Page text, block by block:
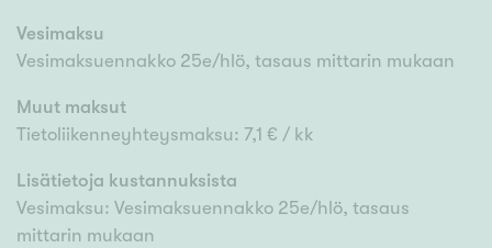
Vesimaksu
Vesimaksuennakko 25e/hlö, tasaus mittarin mukaan
Muut maksut
Tietoliikenneyhteysmaksu: 7,1 € / kk
Lisätietoja kustannuksista
Vesimaksu: Vesimaksuennakko 25e/hlö, tasaus
mittarin mukaan